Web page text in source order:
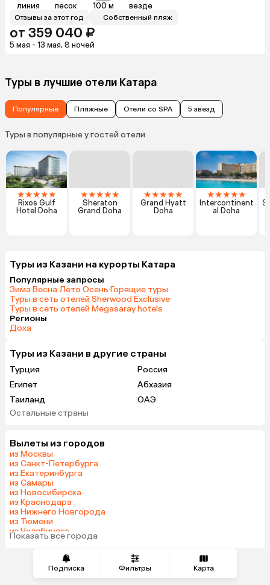
Подписка Фильтры Карта
линия песок 100 м везде
Отзывы за этот год Собственный пляж
от 359 040 ₽
5 мая - 13 мая, 8 ночей
Туры в лучшие отели Катара
Популярные Пляжные Отели со SPA 5 звезд
Туры в популярные у гостей отели
★★★★★
Rixos Gulf
Hotel Doha
★★★★★
Sheraton
Grand Doha
★★★★★
Grand Hyatt
Doha
★★★★★
Intercontinent
al Doha
Туры из Казани на курорты Катара
Популярные запросы
Зима·Весна·Лето·Осень·Горящие туры·
Туры в сеть отелей Sherwood Exclusive·
Туры в сеть отелей Megasaray hotels
Регионы
Доха
Туры из Казани в другие страны
Турция
Россия
Египет
Абхазия
Таиланд
ОАЭ
Вьетнам
Армения
Казахстан
Узбекистан
Сербия
Гонконг
Таджикистан
Остальные страны
Вылеты из городов
из Москвы
из Санкт-Петербурга
из Екатеринбурга
из Самары
из Новосибирска
из Краснодара
из Нижнего Новгорода
из Тюмени
из Челябинска
из Минеральных Вод
Показать все города